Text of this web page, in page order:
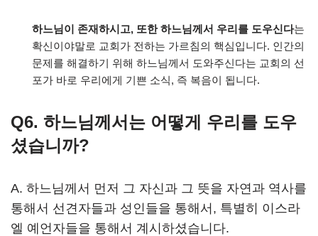
하느님이 존재하시고, 또한 하느님께서 우리를 도우신다는
확신이야말로 교회가 전하는 가르침의 핵심입니다. 인간의
문제를 해결하기 위해 하느님께서 도와주신다는 교회의 선
포가 바로 우리에게 기쁜 소식, 즉 복음이 됩니다.
Q6. 하느님께서는 어떻게 우리를 도우
셨습니까?
A. 하느님께서 먼저 그 자신과 그 뜻을 자연과 역사를
통해서 선견자들과 성인들을 통해서, 특별히 이스라
엘 예언자들을 통해서 계시하셨습니다.